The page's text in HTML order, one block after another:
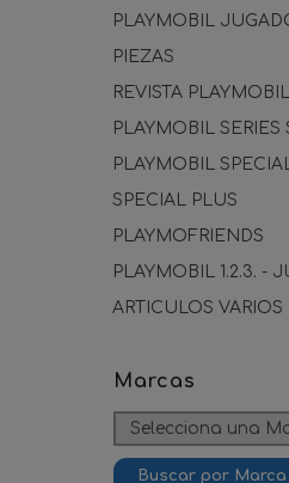
PLAYMOBIL
PIEZAS
REVISTA PLAYMOBIL
PLAYMOBIL SERIES
PLAYMOBIL
SPECIAL PLUS
PLAYMOFRIENDS
PLAYMOBIL 1.2.3. -
ARTICULOS VARIOS
Marcas